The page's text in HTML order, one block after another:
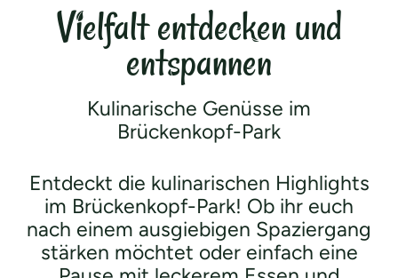
Vielfalt entdecken und
entspannen
Kulinarische Genüsse im
Brückenkopf-Park
Entdeckt die kulinarischen Highlights
im Brückenkopf-Park! Ob ihr euch
nach einem ausgiebigen Spaziergang
stärken möchtet oder einfach eine